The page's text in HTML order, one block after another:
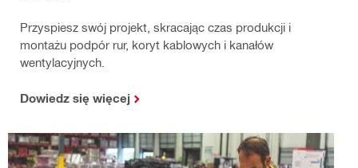
Przyspiesz swój projekt, skracając czas produkcji i
montażu podpór rur, koryt kablowych i kanałów
wentylacyjnych.
Dowiedz się więcej